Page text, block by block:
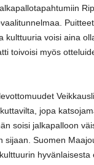
kulttuuria voisi aina
toivoisi myös
jopa
soisi jalkapalloon
sijaan. Suomen
hyvänlaisesta